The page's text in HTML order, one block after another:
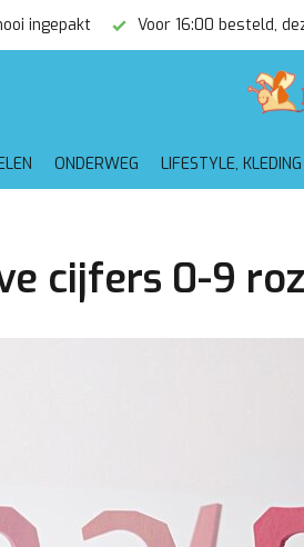
ingepakt Voor 16:00 besteld,
ONDERWEG LIFESTYLE,
cijfers 0-9